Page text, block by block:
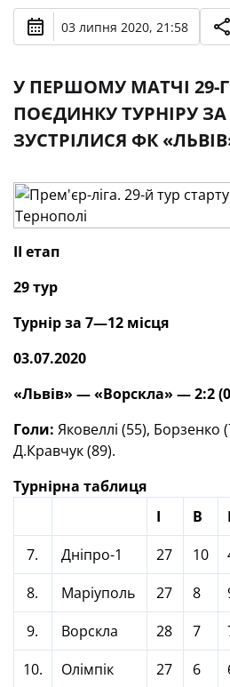
03 липня 2020, 21:58
У ПЕРШОМУ МАТЧІ 29-
ПОЄДИНКУ ТУРНІРУ
ЗУСТРІЛИСЯ ФК
II етап
29 тур
Турнір за 7—12 місця
03.07.2020
«Львів» — «Ворскла» — 2:2
Голи: Яковеллі (55), Борзенко
Д.Кравчук (89).
Турнірна таблиця
І
В
7.
Дніпро-1 27 10
8.
Маріуполь 27 8
9.
Ворскла 28 7
10.
Олімпік 27 6